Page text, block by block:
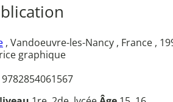
, Vandoeuvre-les-Nancy , France ,
graphique
9782854061567